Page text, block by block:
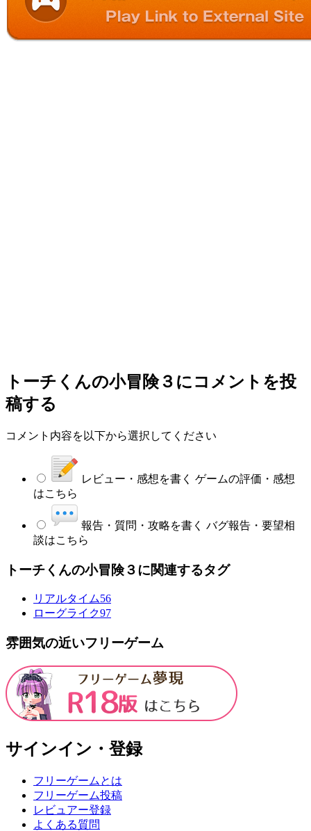
トーチくんの小冒険３ にコメントを投
稿する
コメント内容を以下から選択してください
レビュー・感想を書く ゲームの評価・感想
はこちら
報告・質問・攻略を書く バグ報告・要望相
談はこちら
トーチくんの小冒険３に関連するタグ
リアルタイム56
ローグライク97
雰囲気の近いフリーゲーム
サインイン・登録
フリーゲームとは
フリーゲーム投稿
レビュアー登録
よくある質問